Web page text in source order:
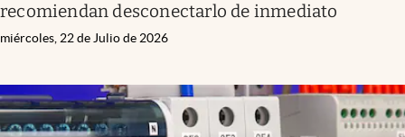
recomiendan desconectarlo de inmediato
miércoles, 22 de Julio de 2026